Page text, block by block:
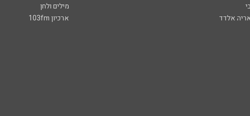
מילים ולחן
אלדד
ארכיון 103fm